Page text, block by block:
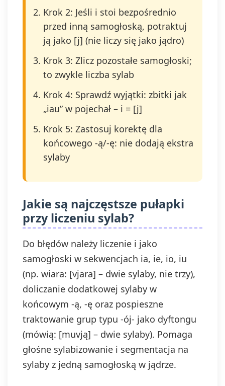
Krok 2: Jeśli i stoi bezpośrednio
przed inną samogłoską, potraktuj
ją jako [j] (nie liczy się jako jądro)
Krok 3: Zlicz pozostałe samogłoski;
to zwykle liczba sylab
Krok 4: Sprawdź wyjątki: zbitki jak
„iau” w pojechał – i = [j]
Krok 5: Zastosuj korektę dla
końcowego -ą/-ę: nie dodają ekstra
sylaby
Jakie są najczęstsze pułapki
przy liczeniu sylab?
Do błędów należy liczenie i jako
samogłoski w sekwencjach ia, ie, io, iu
(np. wiara: [vjara] – dwie sylaby, nie trzy),
doliczanie dodatkowej sylaby w
końcowym -ą, -ę oraz pospieszne
traktowanie grup typu -ój- jako dyftongu
(mówią: [muvją] – dwie sylaby). Pomaga
głośne sylabizowanie i segmentacja na
sylaby z jedną samogłoską w jądrze.